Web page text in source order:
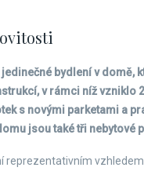
jedinečné bydlení v domě,
v rámci níž vzniklo
s novými parketami a
jsou také tři nebytové
reprezentativním